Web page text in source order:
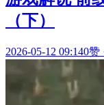
（下）
2026-05-12 09:140赞